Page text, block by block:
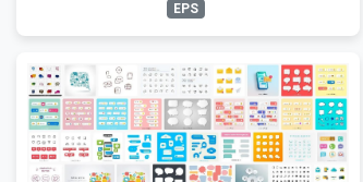
EPS